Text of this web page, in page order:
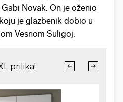
Novak. On je oženio
je glazbenik dobio u
Vesnom Suligoj.